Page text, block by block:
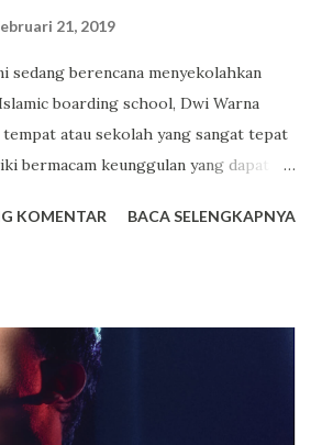
21, 2019
sedang berencana menyekolahkan
boarding school, Dwi Warna
tempat atau sekolah yang sangat tepat
bermacam keunggulan yang dapat
sendiri ialah sekolah yang
tersebut. Bagi yang berencana
anaknya di tempat tersebut berikut
keunggulannya. Fasilitas
KOMENTAR BACA SELENGKAPNYA